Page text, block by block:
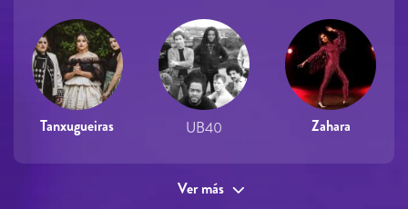
Tanxugueiras UB40 Zahara
Ver más